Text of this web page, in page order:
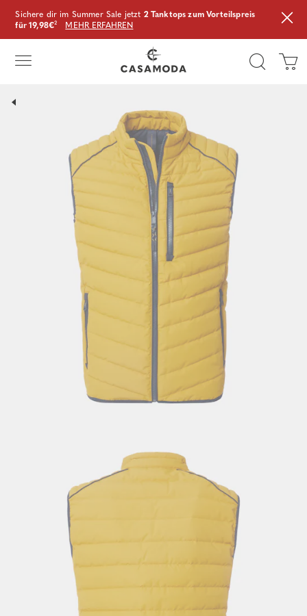
Sichere dir im Summer Sale jetzt 2 Tanktops zum Vorteilspreis
für 19,98€² MEHR ERFAHREN